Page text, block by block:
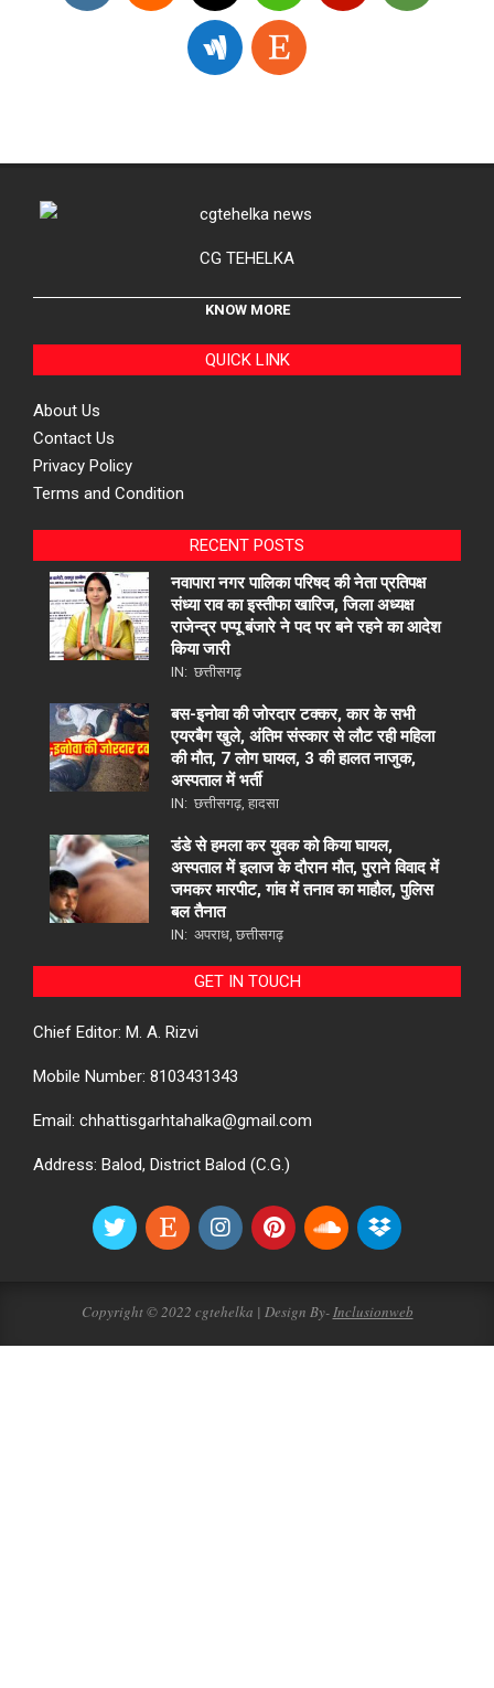
CG TEHELKA
KNOW MORE
QUICK LINK
About Us
Contact Us
Privacy Policy
Terms and Condition
RECENT POSTS
नवापारा नगर पालिका परिषद की नेता प्रतिपक्ष
संध्या राव का इस्तीफा खारिज, जिला अध्यक्ष
राजेन्द्र पप्पू बंजारे ने पद पर बने रहने का आदेश
किया जारी
IN: छत्तीसगढ़
बस-इनोवा की जोरदार टक्कर, कार के सभी
एयरबैग खुले, अंतिम संस्कार से लौट रही महिला
की मौत, 7 लोग घायल, 3 की हालत नाजुक,
अस्पताल में भर्ती
IN: छत्तीसगढ़ हादसा
डंडे से हमला कर युवक को किया घायल,
अस्पताल में इलाज के दौरान मौत, पुराने विवाद में
जमकर मारपीट, गांव में तनाव का माहौल, पुलिस
बल तैनात
IN: अपराध छत्तीसगढ़
GET IN TOUCH
Chief Editor: M. A. Rizvi
Mobile Number: 8103431343
Email: chhattisgarhtahalka@gmail.com
Address: Balod, District Balod (C.G.)
Copyright © 2022 cgtehelka | Design By-Inclusionweb